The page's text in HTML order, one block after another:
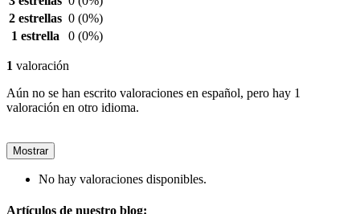
2 estrellas 0 (0%)
1 estrella
0 (0%)
1 valoración
Aún no se han escrito valoraciones en español, pero hay 1
valoración en otro idioma.
Mostrar
No hay valoraciones disponibles.
Artículos de nuestro blog: